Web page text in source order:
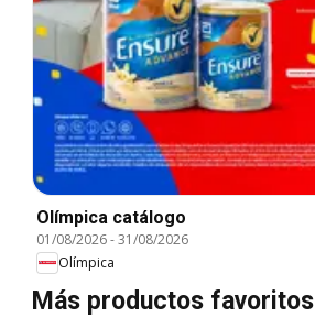
Olímpica catálogo
01/08/2026-31/08/2026
Olímpica
Más productos favoritos